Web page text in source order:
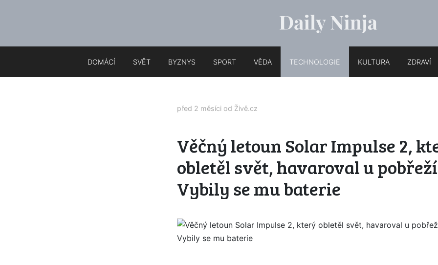
DOMÁCÍ SVĚT BYZNYS SPORT VĚDA TECHNOLOGIE KULTURA ZDRAVÍ
před 2 měsíci od Živě.cz
Věčný letoun Solar Impulse 2,
obletěl svět, havaroval u pobřeží
Vybily se mu baterie